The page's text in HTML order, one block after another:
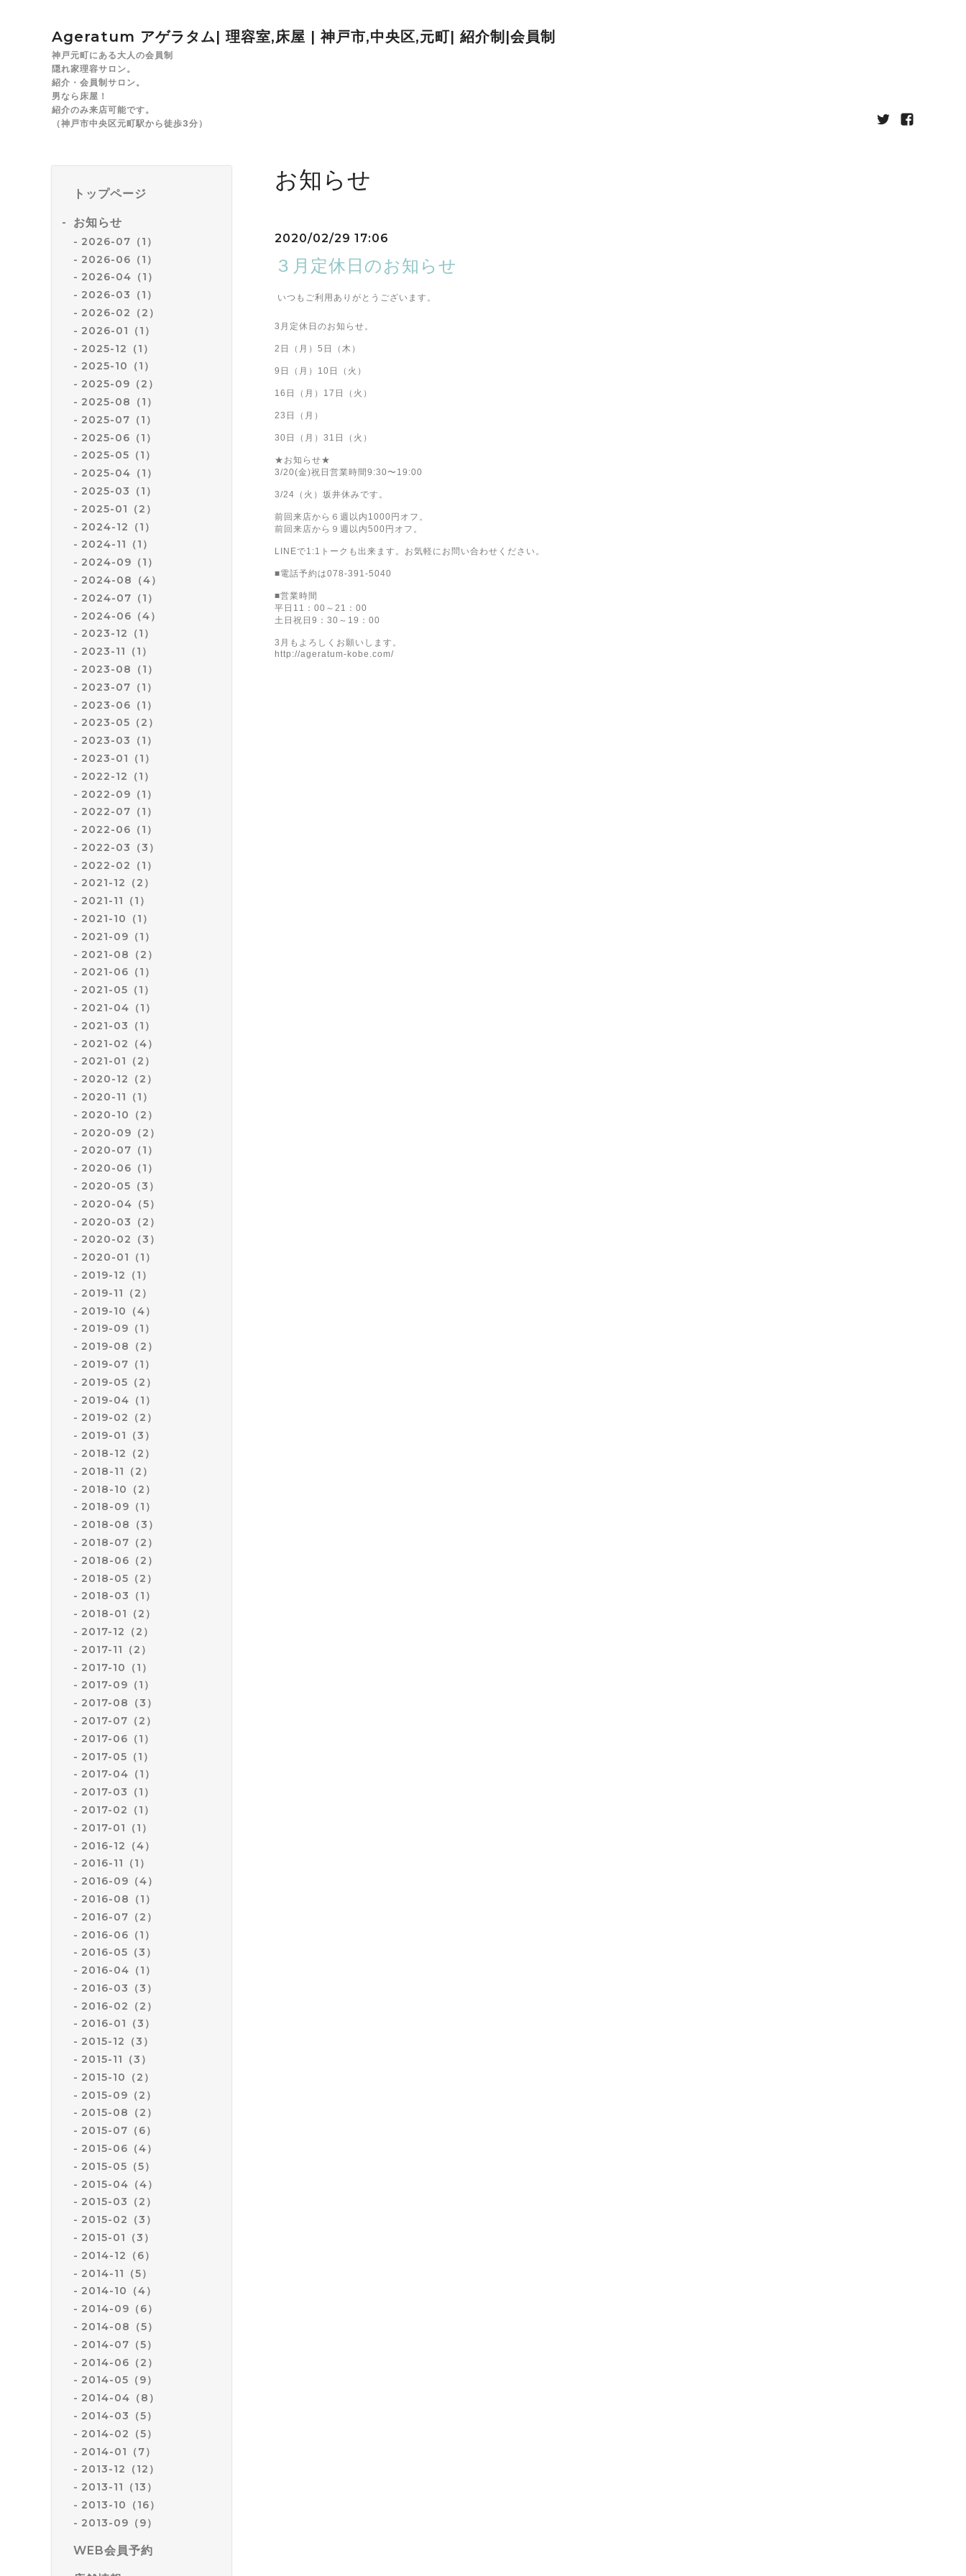
Ageratum アゲラタム| 理容室,床屋 | 神戸市,中央区,元町| 紹介制|会員制
神戸元町にある大人の会員制
隠れ家理容サロン。
紹介・会員制サロン。
男なら床屋！
紹介のみ来店可能です。
（神戸市中央区元町駅から徒歩3分）
トップページ
お知らせ
2026-07（1）
2026-06（1）
2026-04（1）
2026-03（1）
2026-02（2）
2026-01（1）
2025-12（1）
2025-10（1）
2025-09（2）
2025-08（1）
2025-07（1）
2025-06（1）
2025-05（1）
2025-04（1）
2025-03（1）
2025-01（2）
2024-12（1）
2024-11（1）
2024-09（1）
2024-08（4）
2024-07（1）
2024-06（4）
2023-12（1）
2023-11（1）
2023-08（1）
2023-07（1）
2023-06（1）
2023-05（2）
2023-03（1）
2023-01（1）
2022-12（1）
2022-09（1）
2022-07（1）
2022-06（1）
2022-03（3）
2022-02（1）
2021-12（2）
2021-11（1）
2021-10（1）
2021-09（1）
2021-08（2）
2021-06（1）
2021-05（1）
2021-04（1）
2021-03（1）
2021-02（4）
2021-01（2）
2020-12（2）
2020-11（1）
2020-10（2）
2020-09（2）
2020-07（1）
2020-06（1）
2020-05（3）
2020-04（5）
2020-03（2）
2020-02（3）
2020-01（1）
2019-12（1）
2019-11（2）
2019-10（4）
2019-09（1）
2019-08（2）
2019-07（1）
2019-05（2）
2019-04（1）
2019-02（2）
2019-01（3）
2018-12（2）
2018-11（2）
2018-10（2）
2018-09（1）
2018-08（3）
2018-07（2）
2018-06（2）
2018-05（2）
2018-03（1）
2018-01（2）
2017-12（2）
2017-11（2）
2017-10（1）
2017-09（1）
2017-08（3）
2017-07（2）
2017-06（1）
2017-05（1）
2017-04（1）
2017-03（1）
2017-02（1）
2017-01（1）
2016-12（4）
2016-11（1）
2016-09（4）
2016-08（1）
2016-07（2）
2016-06（1）
2016-05（3）
2016-04（1）
2016-03（3）
2016-02（2）
2016-01（3）
2015-12（3）
2015-11（3）
2015-10（2）
2015-09（2）
2015-08（2）
2015-07（6）
2015-06（4）
2015-05（5）
2015-04（4）
2015-03（2）
2015-02（3）
2015-01（3）
2014-12（6）
2014-11（5）
2014-10（4）
2014-09（6）
2014-08（5）
2014-07（5）
2014-06（2）
2014-05（9）
2014-04（8）
2014-03（5）
2014-02（5）
2014-01（7）
2013-12（12）
2013-11（13）
2013-10（16）
2013-09（9）
WEB会員予約
お知らせ
2020/02/29 17:06
３月定休日のお知らせ
いつもご利用ありがとうございます。
3月定休日のお知らせ。
2日（月）5日（木）
9日（月）10日（火）
16日（月）17日（火）
23日（月）
30日（月）31日（火）
★お知らせ★
3/20(金)祝日営業時間9:30〜19:00
3/24（火）坂井休みです。
前回来店から６週以内1000円オフ。
前回来店から９週以内500円オフ。
LINEで1:1トークも出来ます。お気軽にお問い合わせください。
■電話予約は078-391-5040
■営業時間
平日11：00～21：00
土日祝日9：30～19：00
3月もよろしくお願いします。
http://ageratum-kobe.com/